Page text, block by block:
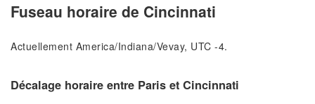
Fuseau horaire de Cincinnati
Actuellement America/Indiana/Vevay, UTC -4.
Décalage horaire entre Paris et Cincinnati